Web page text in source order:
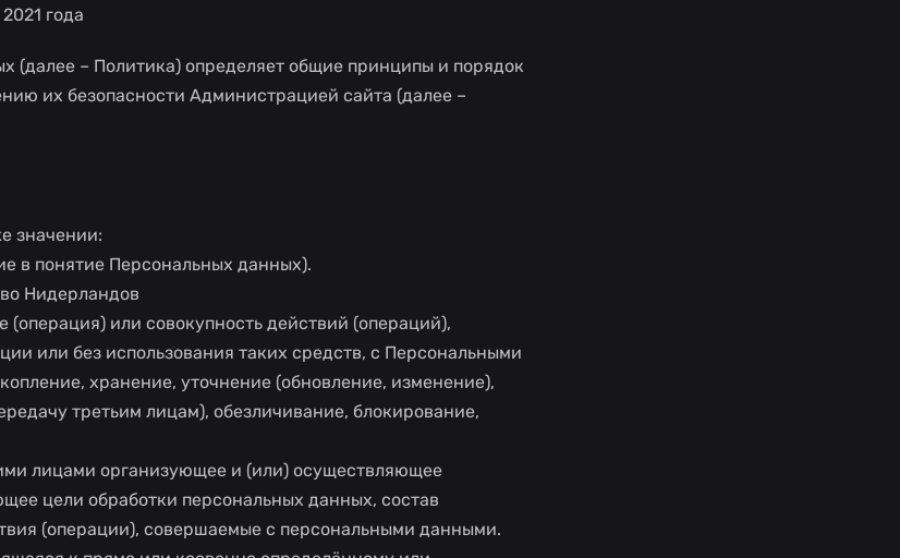
года
(далее – Политика) определяет общие принципы и порядок
их безопасности Администрацией сайта (далее –
значении:
в понятие Персональных данных).
Нидерландов
или совокупность действий (операций),
или без использования таких средств, с Персональными
хранение, уточнение (обновление, изменение),
третьим лицам), обезличивание, блокирование,
лицами организующее и (или) осуществляющее
цели обработки персональных данных, состав
(операции), совершаемые с персональными данными.